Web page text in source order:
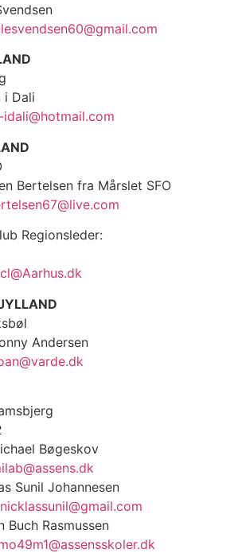
i Dali
idali@hotmail.com
Bertelsen fra Mårslet SFO
Regionsleder:
Andersen
Bøgeskov
Sunil Johannesen
nicklassunil@gmail.com
Buch Rasmussen